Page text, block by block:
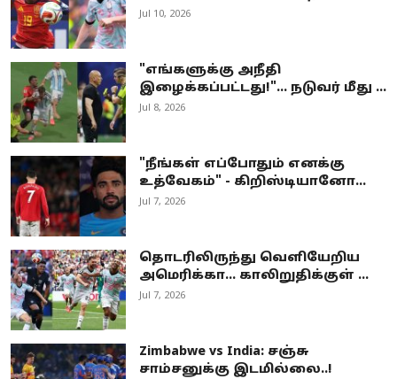
Jul 10, 2026
"எங்களுக்கு அநீதி
இழைக்கப்பட்டது!"... நடுவர் மீது ...
Jul 8, 2026
"நீங்கள் எப்போதும் எனக்கு
உத்வேகம்" - கிறிஸ்டியானோ...
Jul 7, 2026
தொடரிலிருந்து வெளியேறிய
அமெரிக்கா… காலிறுதிக்குள் ...
Jul 7, 2026
Zimbabwe vs India: சஞ்சு
சாம்சனுக்கு இடமில்லை..!